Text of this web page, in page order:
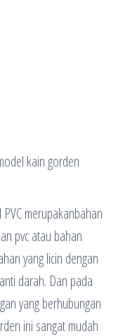
kain gorden
merupakanbahan
pvc atau bahan
yang licin dengan
darah. Dan pada
yang berhubungan
ini sangat mudah